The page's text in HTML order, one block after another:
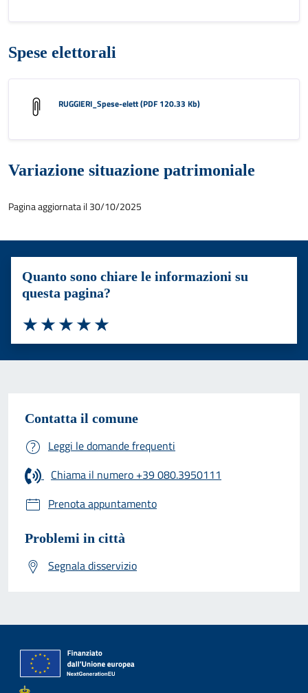
Spese elettorali
RUGGIERI_Spese-elett (PDF 120.33 Kb)
Variazione situazione patrimoniale
Pagina aggiornata il 30/10/2025
Quanto sono chiare le informazioni su
questa pagina?
Valuta 5 stelle su 5
Valuta 4 stelle su 5
Valuta 3 stelle su 5
Valuta 2 stelle su 5
Valuta 1 stelle su 5
Contatta il comune
Leggi le domande frequenti
Chiama il numero +39 080.3950111
Prenota appuntamento
Problemi in città
Segnala disservizio